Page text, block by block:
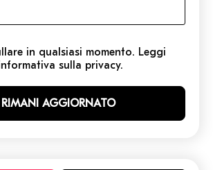
in qualsiasi momento. Leggi
sulla privacy.